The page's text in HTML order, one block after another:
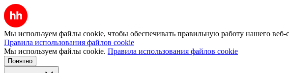
Мы используем файлы cookie, чтобы обеспечивать правильную работу нашего веб-
Правила использования файлов cookie
Мы используем файлы cookie. Правила использования файлов cookie
Понятно